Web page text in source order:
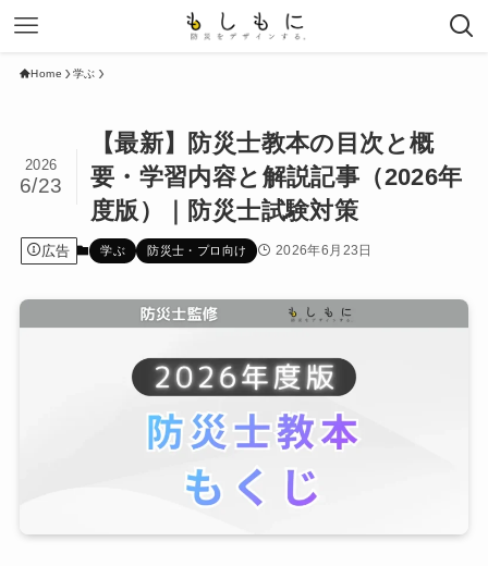
Home 学ぶ
【最新】防災士教本の目次と概
要・学習内容と解説記事（2026年
度版）｜防災士試験対策
2026
6/23
広告 学ぶ 防災士・プロ向け 2026年6月23日